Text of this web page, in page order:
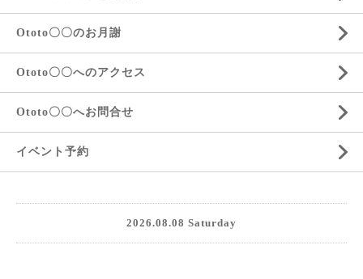
Ototo〇〇のお月謝
Ototo〇〇へのアクセス
Ototo〇〇へお問合せ
イベント予約
2026.08.08 Saturday